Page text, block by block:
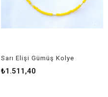
Sarı Elişi Gümüş Kolye
₺1.511,40